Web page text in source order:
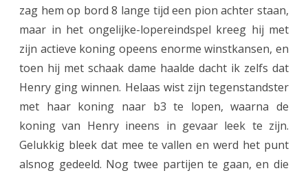
r
w
i
n
i
zag hem op bord 8 lange tijd een pion achter staan,
maar in het ongelijke-lopereindspel kreeg hij met
zijn actieve koning opeens enorme winstkansen, en
toen hij met schaak dame haalde dacht ik zelfs dat
Henry ging winnen. Helaas wist zijn tegenstandster
met haar koning naar b3 te lopen, waarna de
koning van Henry ineens in gevaar leek te zijn.
Gelukkig bleek dat mee te vallen en werd het punt
alsnog gedeeld. Nog twee partijen te gaan, en die